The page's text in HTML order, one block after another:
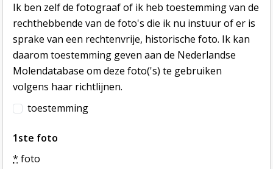
Ik ben zelf de fotograaf of ik heb toestemming van de
rechthebbende van de foto's die ik nu instuur of er is
sprake van een rechtenvrije, historische foto. Ik kan
daarom toestemming geven aan de Nederlandse
Molendatabase om deze foto('s) te gebruiken
volgens haar richtlijnen.
toestemming
1ste foto
* foto